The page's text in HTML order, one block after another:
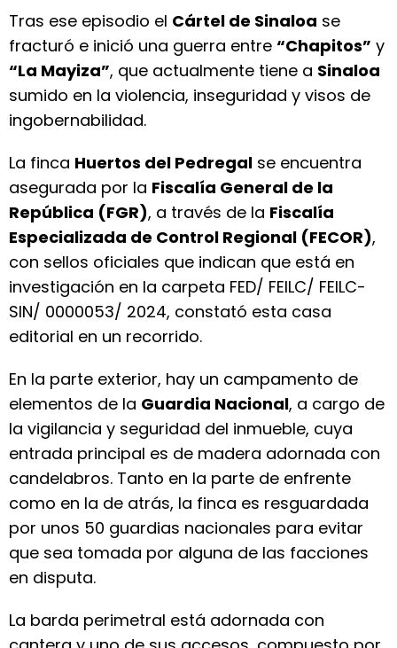
Tras ese episodio el Cártel de Sinaloa se
fracturó e inició una guerra entre “Chapitos” y
“La Mayiza”, que actualmente tiene a Sinaloa
sumido en la violencia, inseguridad y visos de
ingobernabilidad.
La finca Huertos del Pedregal se encuentra
asegurada por la Fiscalía General de la
República (FGR), a través de la Fiscalía
Especializada de Control Regional (FECOR),
con sellos oficiales que indican que está en
investigación en la carpeta FED/ FEILC/ FEILC-
SIN/ 0000053/ 2024, constató esta casa
editorial en un recorrido.
En la parte exterior, hay un campamento de
elementos de la Guardia Nacional, a cargo de
la vigilancia y seguridad del inmueble, cuya
entrada principal es de madera adornada con
candelabros. Tanto en la parte de enfrente
como en la de atrás, la finca es resguardada
por unos 50 guardias nacionales para evitar
que sea tomada por alguna de las facciones
en disputa.
La barda perimetral está adornada con